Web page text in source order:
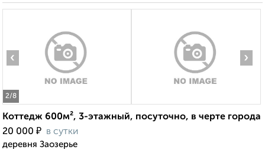
2/8
‹ ›
Коттедж 600м², 3-этажный, посуточно, в черте города
20 000 ₽ в сутки
деревня Заозерье